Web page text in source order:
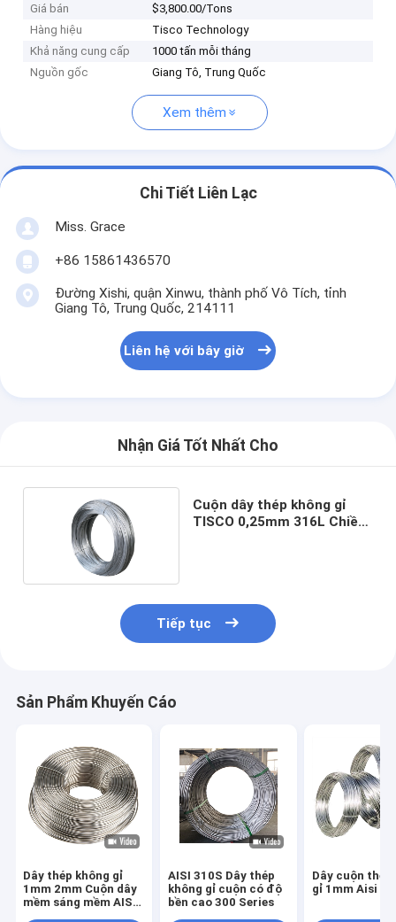
Giá bán
$3,800.00/Tons
Hàng hiệu
Tisco Technology
Khả năng cung cấp
1000 tấn mỗi tháng
Nguồn gốc
Giang Tô, Trung Quốc
Xem thêm
Chi Tiết Liên Lạc
Miss. Grace
+86 15861436570
Đường Xishi, quận Xinwu, thành phố Vô Tích, tỉnh
Giang Tô, Trung Quốc, 214111
Liên hệ với bây giờ
Nhận Giá Tốt Nhất Cho
Cuộn dây thép không gỉ
TISCO 0,25mm 316L Chiều
Tiếp tục
Sản Phẩm Khuyến Cáo
Dây thép không gỉ
1mm 2mm Cuộn dây
mềm sáng mềm AISI
AISI 310S Dây thép
không gỉ cuộn có độ
bền cao 300 Series
Dây cuộn thép
gỉ 1mm Aisi